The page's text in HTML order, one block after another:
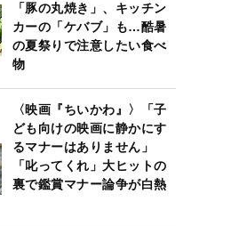
「豚の丸焼き」、キッチン
カーの「ケバブ」も…酷暑
の夏祭りで注意したい食べ
物
〈映画『ちいかわ』〉「子
ども向けの映画に静かにす
るマナーはありません」
「叱ってくれ」大ヒットの
裏で鑑賞マナー論争が白熱